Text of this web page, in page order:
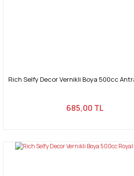
Rich Selfy Decor Vernikli Boya 500cc
685,00 TL